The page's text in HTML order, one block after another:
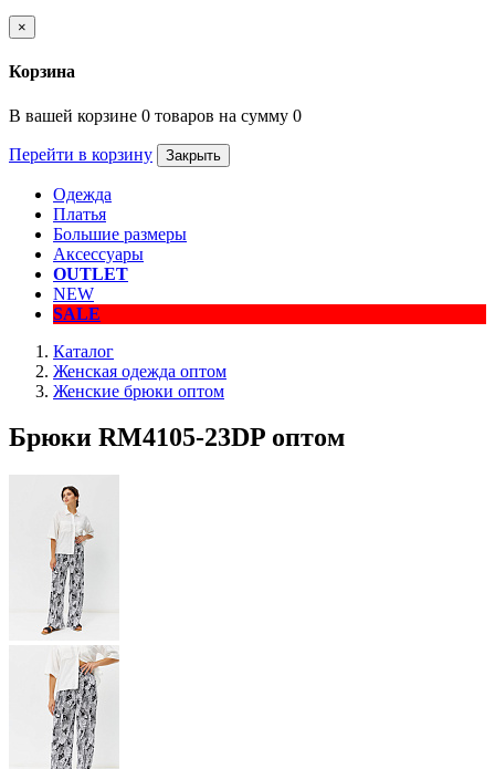
×
Корзина
В вашей корзине 0 товаров на сумму 0
Перейти в корзину Закрыть
Одежда
Платья
Большие размеры
Аксессуары
OUTLET
NEW
SALE
Каталог
Женская одежда оптом
Женские брюки оптом
Брюки RM4105-23DP оптом